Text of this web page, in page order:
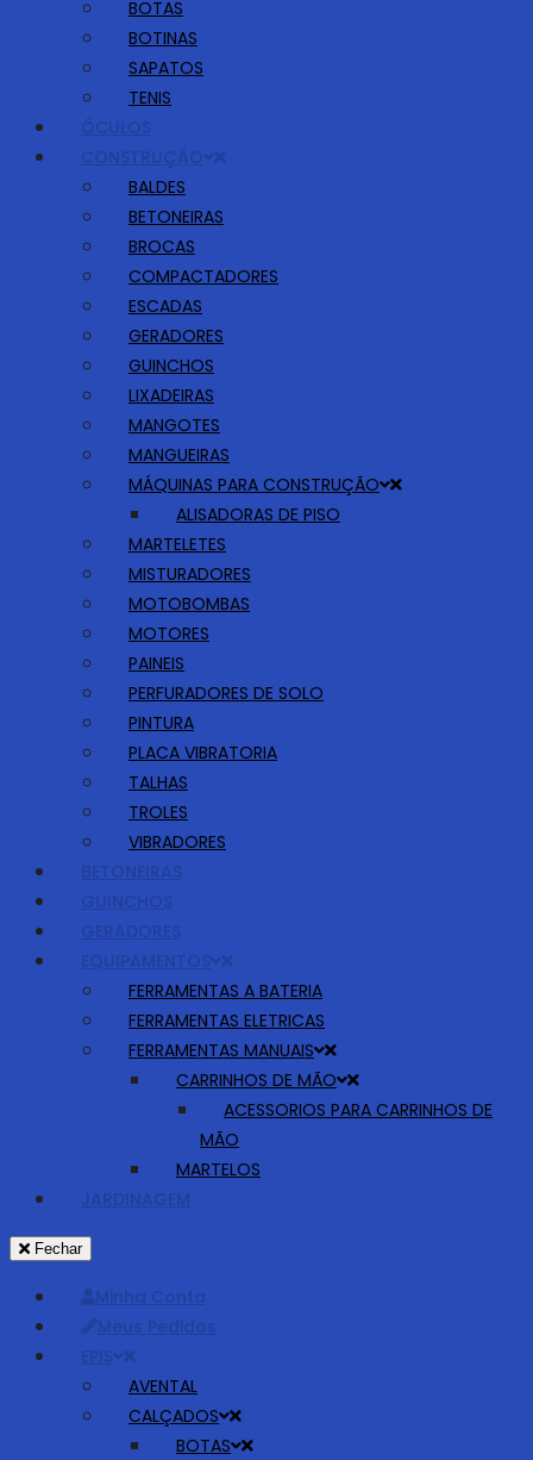
BOTAS
BOTINAS
SAPATOS
TENIS
ÓCULOS
CONSTRUÇÃO
BALDES
BETONEIRAS
BROCAS
COMPACTADORES
ESCADAS
GERADORES
GUINCHOS
LIXADEIRAS
MANGOTES
MANGUEIRAS
MÁQUINAS PARA CONSTRUÇÃO
ALISADORAS DE PISO
MARTELETES
MISTURADORES
MOTOBOMBAS
MOTORES
PAINEIS
PERFURADORES DE SOLO
PINTURA
PLACA VIBRATORIA
TALHAS
TROLES
VIBRADORES
BETONEIRAS
GUINCHOS
GERADORES
EQUIPAMENTOS
FERRAMENTAS A BATERIA
FERRAMENTAS ELETRICAS
FERRAMENTAS MANUAIS
CARRINHOS DE MÃO
ACESSORIOS PARA CARRINHOS DE
MÃO
MARTELOS
JARDINAGEM
Fechar
Minha Conta
Meus Pedidos
EPIS
AVENTAL
CALÇADOS
BOTAS